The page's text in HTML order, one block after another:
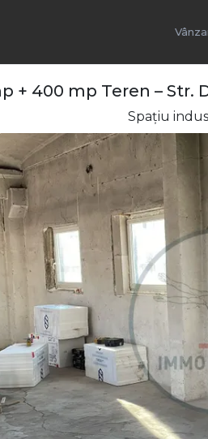
+ 400 mp Teren – Str.
Spațiu